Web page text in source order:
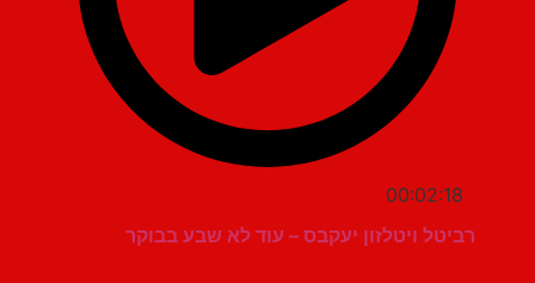
00:02:18
רביטל ויטלזון יעקבס – עוד לא שבע בבוקר